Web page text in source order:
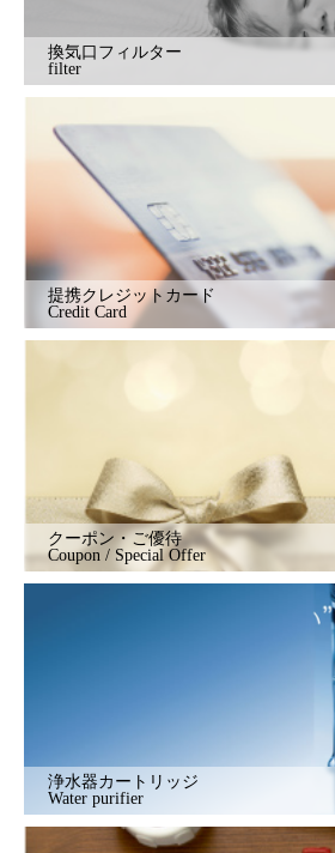
換気口フィルター
filter
提携クレジットカード
Credit Card
クーポン・ご優待
Coupon / Special Offer
浄水器カートリッジ
Water purifier